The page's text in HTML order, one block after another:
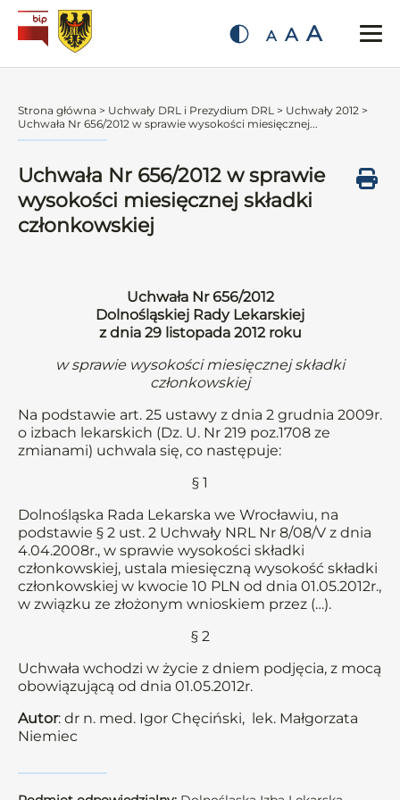
A A A
Strona główna > Uchwały DRL i Prezydium DRL > Uchwały 2012 >
Uchwała Nr 656/2012 w sprawie wysokości miesięcznej...
Uchwała Nr 656/2012 w sprawie
wysokości miesięcznej składki
członkowskiej
Uchwała Nr 656/2012
Dolnośląskiej Rady Lekarskiej
z dnia 29 listopada 2012 roku
w sprawie wysokości miesięcznej składki
członkowskiej
Na podstawie art. 25 ustawy z dnia 2 grudnia 2009r.
o izbach lekarskich (Dz. U. Nr 219 poz.1708 ze
zmianami) uchwala się, co następuje:
§ 1
Dolnośląska Rada Lekarska we Wrocławiu, na
podstawie § 2 ust. 2 Uchwały NRL Nr 8/08/V z dnia
4.04.2008r., w sprawie wysokości składki
członkowskiej, ustala miesięczną wysokość składki
członkowskiej w kwocie 10 PLN od dnia 01.05.2012r.,
w związku ze złożonym wnioskiem przez (…).
§ 2
Uchwała wchodzi w życie z dniem podjęcia, z mocą
obowiązującą od dnia 01.05.2012r.
Autor: dr n. med. Igor Chęciński, lek. Małgorzata
Niemiec